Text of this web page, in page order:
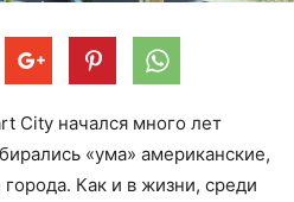
City начался много лет
«ума» американские,
Как и в жизни, среди